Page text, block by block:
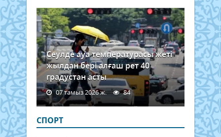
Сеулде ауа температурасы жеті
жылдан бері алғаш рет 40
градустан асты
07 тамыз 2026 ж. 84
СПОРТ